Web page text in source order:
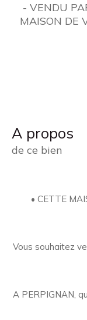
- VENDU
MAISON DE
a propos
de ce bien
• CETTE
Vous souhaitez
A PERPIGNAN,